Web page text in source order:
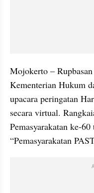
Mojokerto –
Kementerian Hukum
upacara peringatan
secara virtual.
Pemasyarakatan ke-
“Pemasyarakatan